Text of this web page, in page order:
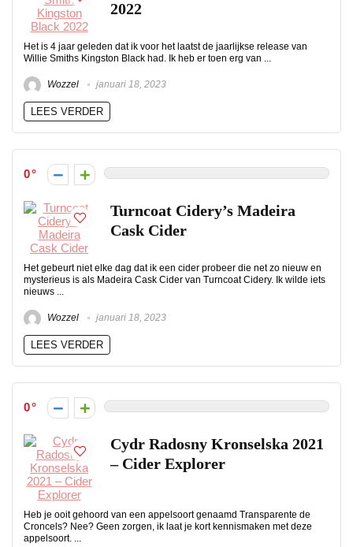
2022
Het is 4 jaar geleden dat ik voor het laatst de jaarlijkse release van
Willie Smiths Kingston Black had. Ik heb er toen erg van ...
Wozzel januari 18, 2023
LEES VERDER
0
Turncoat Cidery’s Madeira
Cask Cider
Het gebeurt niet elke dag dat ik een cider probeer die net zo nieuw en
mysterieus is als Madeira Cask Cider van Turncoat Cidery. Ik wilde iets
nieuws ...
Wozzel januari 18, 2023
LEES VERDER
0
Cydr Radosny Kronselska 2021
– Cider Explorer
Heb je ooit gehoord van een appelsoort genaamd Transparente de
Croncels? Nee? Geen zorgen, ik laat je kort kennismaken met deze
appelsoort. ...